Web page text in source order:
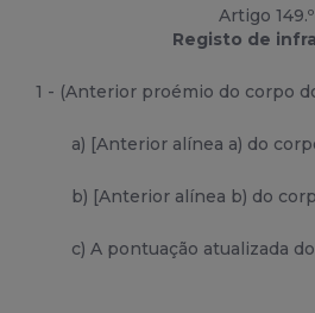
Artigo 149.º
Registo de
1 - (Anterior proémio do corpo
a) [Anterior alínea a) do
b) [Anterior alínea b) do
c) A pontuação atualizada